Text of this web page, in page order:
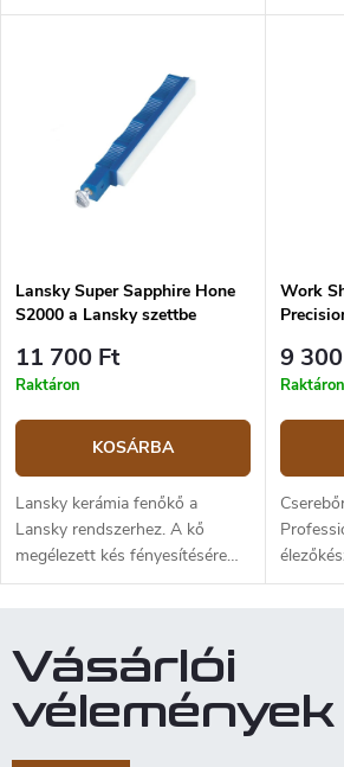
is használható. Rendkívül finom
Háromszög alakú, a
vágófelületet a lapos oldalával
élezi meg, a fogazott élét pedig
az éleivel. Hosszában lévő
horony lehetővé teszi hegyes
köszörűkorongot tartalmaz. Ez
a kő nem része a Spyderco Tri-
Angle Sharpmaker 204 csiszoló
készletnek.
végső
száraz
víz
Lansky Super Sapphire Hone
S2000 a Lansky szettbe
11 700 Ft
Raktáron
KOSÁRBA
Lansky kerámia fenőkő a
Lansky rendszerhez. A kő
megélezett kés fényesítésére
alkalmas. A kő 2000-es (grid)
Work
9
Raktáron
Vásárlói
vélemények